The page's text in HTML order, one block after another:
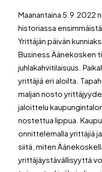
Maanantaina 5.9.2022
historiassa
Yrittäjän päivän
Business Äänekosken
juhlakahvitilaisuus.
yrittäjiä eri aloilta.
maljan nosto
jaloittelu
nostettua lippua.
onnittelemalla yrittäjiä
siitä, miten
yrittäjäystävällisyyttä